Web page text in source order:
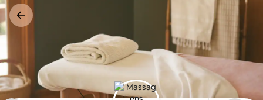
Pular
para
o
conteúdo